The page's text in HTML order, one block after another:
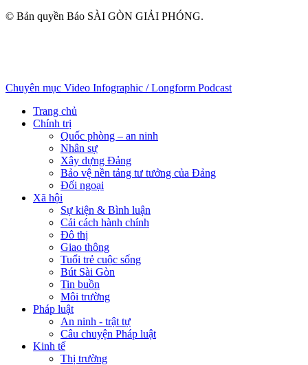
© Bản quyền Báo SÀI GÒN GIẢI PHÓNG.
Chuyên mục Video Infographic / Longform Podcast
Trang chủ
Chính trị
Quốc phòng – an ninh
Nhân sự
Xây dựng Đảng
Bảo vệ nền tảng tư tưởng của Đảng
Đối ngoại
Xã hội
Sự kiện & Bình luận
Cải cách hành chính
Đô thị
Giao thông
Tuổi trẻ cuộc sống
Bút Sài Gòn
Tin buồn
Môi trường
Pháp luật
An ninh - trật tự
Câu chuyện Pháp luật
Kinh tế
Thị trường